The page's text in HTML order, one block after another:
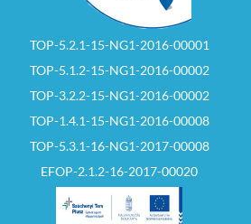
TOP-5.2.1-15-NG1-2016-00001
TOP-5.1.2-15-NG1-2016-00002
TOP-3.2.2-15-NG1-2016-00002
TOP-1.4.1-15-NG1-2016-00008
TOP-5.3.1-16-NG1-2017-00008
EFOP-2.1.2-16-2017-00020